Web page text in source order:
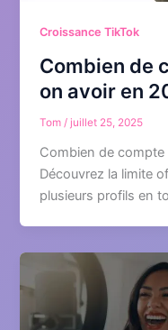
Croissance TikTok
Combien de
on avoir en
Tom/ juillet 25, 2025
Combien de
Découvrez la limite
plusieurs profils en